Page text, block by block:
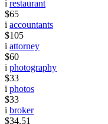
i restaurant
$65
i accountants
$105
i attorney
$60
i photography
$33
i photos
$33
i broker
$34.51